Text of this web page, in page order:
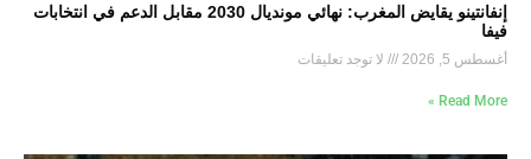
إنفانتينو يقايض المغرب: نهائي مونديال 2030 مقابل الدعم في انتخابات
فيفا
أغسطس 5, 2026 لا توجد تعليقات
Read More »